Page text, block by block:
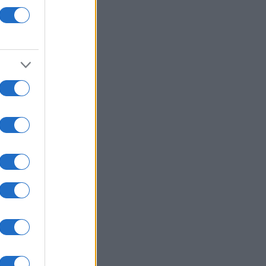
Πυροβολισμοί στη Βόρεια
- Πληροφορίες για νεκρούς
05/08/26 - 20:52
Εντοπίστηκε σορός κοντά στον
- Πιθανόν ανήκει σε
05/08/26 - 20:24
συνομιλίες με τις ΗΠΑ —
για το Ορμούζ
ναυτιλιακές ενώσεις κατά των
ελεύθερη διέλευση